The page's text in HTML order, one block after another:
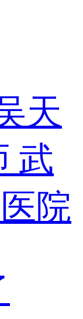
天
武
院